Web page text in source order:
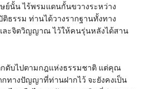
ย์นั้น ไร้พรมแดนกั้นขวางระหว่าง
ธรรม ท่านได้วางรากฐานทั้งทาง
ละจิตวิญญาณ ไว้ให้คนรุ่นหลังได้สาน
ดับไปตามกฎแห่งธรรมชาติ แต่คุณ
ทางปัญญาที่ท่านฝากไว้ จะยังคงเป็น